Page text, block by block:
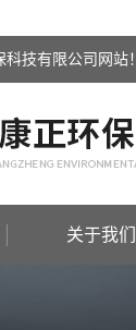
技有限公司网站！
关于我们